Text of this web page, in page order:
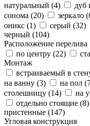
натуральный (4) дуб
сонома (20) зеркало (
оникс (1) серый (32)
черный (104)
Расположение перелива
по центру (22)
Монтаж
встраиваемый в
на ванну (3) на пол (
столешницу (14) на
отдельно стоящие (8)
пристенные (147)
Угловая конструкция